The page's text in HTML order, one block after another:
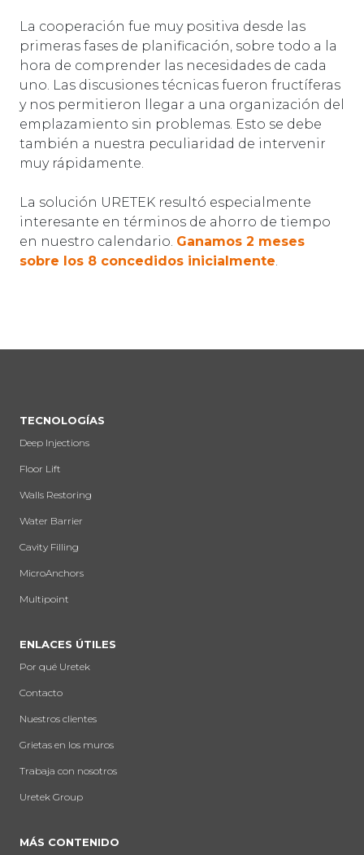
La cooperación fue muy positiva desde las
primeras fases de planificación, sobre todo a la
hora de comprender las necesidades de cada
uno. Las discusiones técnicas fueron fructíferas
y nos permitieron llegar a una organización del
emplazamiento sin problemas. Esto se debe
también a nuestra peculiaridad de intervenir
muy rápidamente.
La solución URETEK resultó especialmente
interesante en términos de ahorro de tiempo
en nuestro calendario. Ganamos 2 meses
sobre los 8 concedidos inicialmente.
TECNOLOGÍAS
Deep Injections
Floor Lift
Walls Restoring
Water Barrier
Cavity Filling
MicroAnchors
Multipoint
ENLACES ÚTILES
Por qué Uretek
Contacto
Nuestros clientes
Grietas en los muros
Trabaja con nosotros
Uretek Group
MÁS CONTENIDO